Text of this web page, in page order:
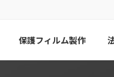
保護フィルム製作